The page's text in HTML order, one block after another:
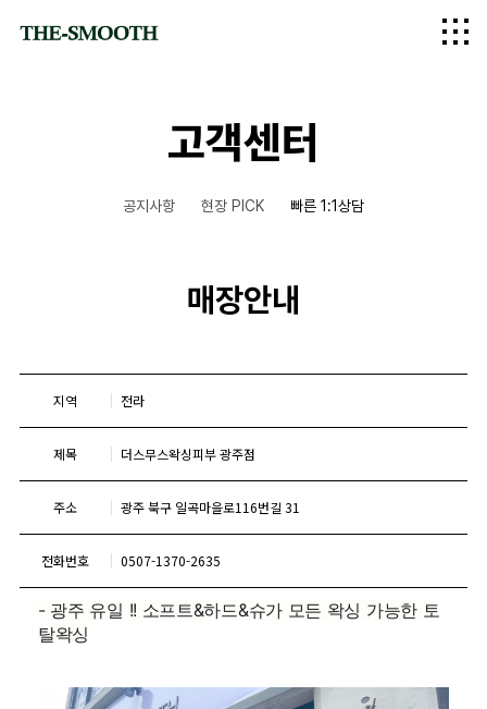
logo
고객센터
공지사항 현장 PICK 빠른 1:1상담
매장안내
지역 전라
제목 더스무스왁싱피부 광주점
주소 광주 북구 일곡마을로116번길 31
전화번호 0507-1370-2635
- 광주 유일 !! 소프트&하드&슈가 모든 왁싱 가능한 토
탈왁싱